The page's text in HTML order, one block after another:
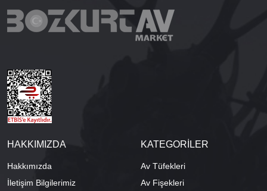
HAKKIMIZDA
Hakkımızda
İletişim Bilgilerimiz
KATEGORİLER
Av Tüfekleri
Av Fişekleri